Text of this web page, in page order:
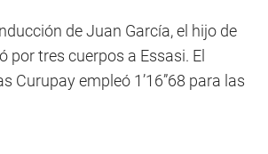
de Juan García, el hijo de
por tres cuerpos a Essasi. El
Curupay empleó 1’16”68 para las